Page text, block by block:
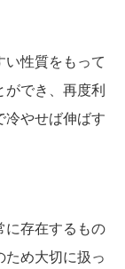
い性質をもって
でき、再度利
冷やせば伸ばす
に存在するもの
ため大切に扱っ